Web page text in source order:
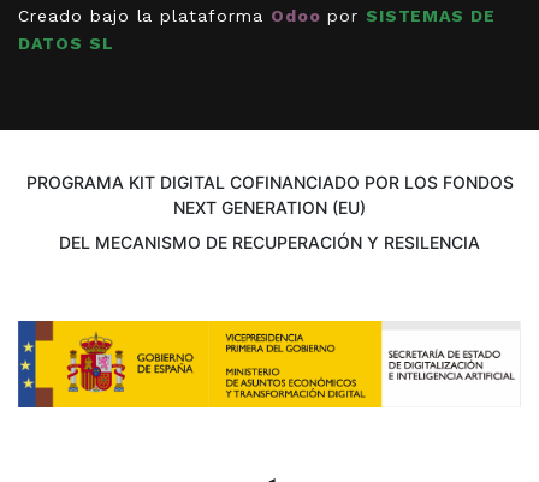
Creado bajo la plataforma Odoo por SISTEMAS DE
DATOS SL
PROGRAMA KIT DIGITAL COFINANCIADO POR LOS FONDOS
NEXT GENERATION (EU)
DEL MECANISMO DE RECUPERACIÓN Y RESILENCIA